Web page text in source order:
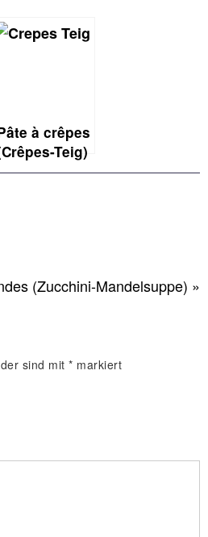
à crêpes
Teig)
(Zucchini-Mandelsuppe) »
sind mit * markiert